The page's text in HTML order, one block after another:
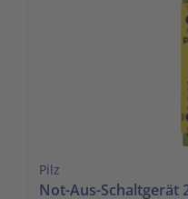
Pilz
Not-Aus-Schaltgerät